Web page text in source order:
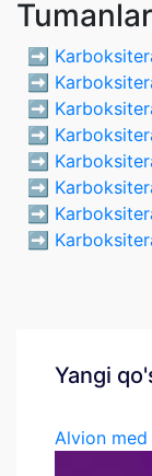
➡️
➡️
➡️
➡️
➡️
➡️
➡️
➡️
Yangi
Alvion